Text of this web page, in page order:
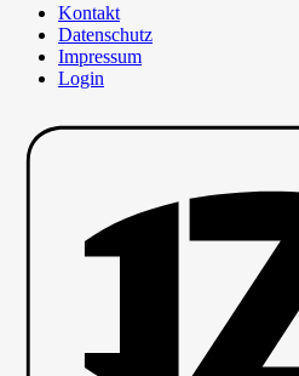
Kontakt
Datenschutz
Impressum
Login